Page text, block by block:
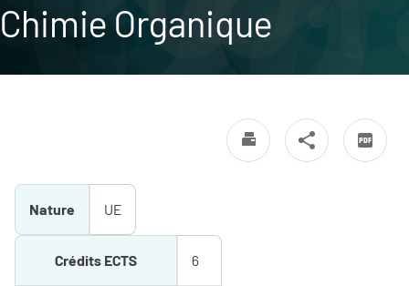
Chimie Organique
Nature UE
Crédits ECTS 6